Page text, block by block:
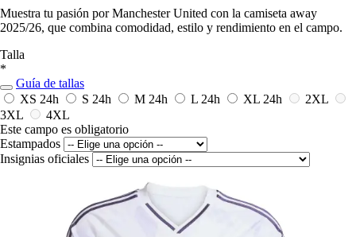
Muestra tu pasión por Manchester United con la camiseta away
2025/26, que combina comodidad, estilo y rendimiento en el campo.
Talla
*
Guía de tallas
XS 24h S 24h M 24h L 24h XL 24h
2XL
3XL
4XL
Este campo es obligatorio
Estampados
Insignias oficiales